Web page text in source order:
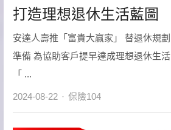
打造理想退休生活藍圖
安達人壽推「富貴大贏家」 替退休規
準備 為協助客戶提早達成理想退休生
「 ...
2024-08-22 Author
保險104